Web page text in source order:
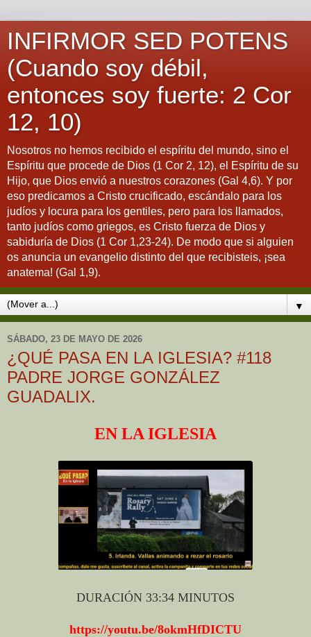
INFIRMOR SED POTENS
(Cuando soy débil,
entonces soy fuerte: 2 Cor
12, 10)
Nosotros no hemos recibido el espíritu del mundo, sino el
Espíritu que procede de Dios (1 Cor 2, 12), el Espíritu de su
Hijo, que Dios envió a nuestros corazones (Gal 4,6). Y por
eso predicamos a Cristo crucificado, escándalo para los
judíos y locura para los gentiles, pero para los llamados,
tanto judíos como griegos, es Cristo fuerza de Dios y
sabiduría de Dios (1 Cor 1,23-24). De modo que si alguien
os anuncia un evangelio distinto del que recibisteis, ¡sea
anatema! (Gal 1,9).
▼
SÁBADO, 23 DE MAYO DE 2026
¿QUÉ PASA EN LA IGLESIA? #118
PADRE JORGE GONZÁLEZ
GUADALIX.
EN LA IGLESIA
DURACIÓN 33:34 MINUTOS
https://youtu.be/8okmHfDICTU